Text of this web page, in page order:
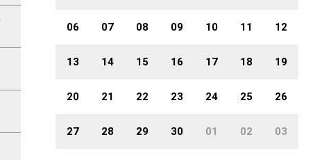
06 07 08 09 10 11 12
13 14 15 16 17 18 19
20 21 22 23 24 25 26
27 28 29 30 01 02 03